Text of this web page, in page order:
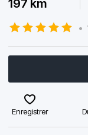
197 km
•
Enregistrer